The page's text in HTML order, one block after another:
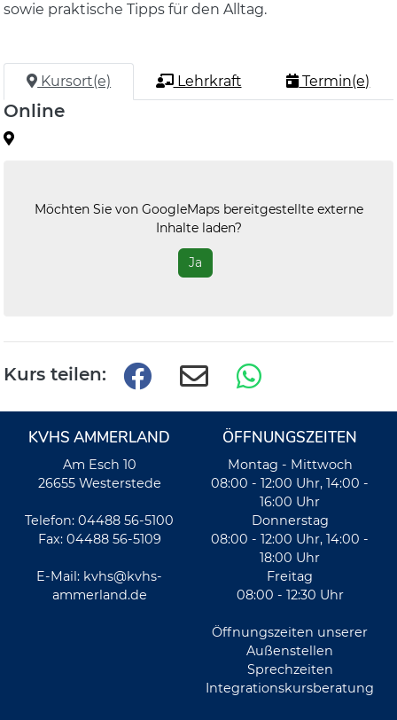
sowie praktische Tipps für den Alltag.
Kursort(e) Lehrkraft Termin(e)
Online
Möchten Sie von GoogleMapsbereitgestellte externe
Inhalte laden?
Ja
Kurs teilen:
KVHS AMMERLAND
Am Esch 10
26655 Westerstede
Telefon: 04488 56-5100
Fax: 04488 56-5109
E-Mail: kvhs@kvhs-
ammerland.de
ÖFFNUNGSZEITEN
Montag - Mittwoch
08:00 - 12:00 Uhr, 14:00 -
16:00 Uhr
Donnerstag
08:00 - 12:00 Uhr, 14:00 -
18:00 Uhr
Freitag
08:00 - 12:30 Uhr
Öffnungszeiten unserer
Außenstellen
Sprechzeiten
Integrationskursberatung